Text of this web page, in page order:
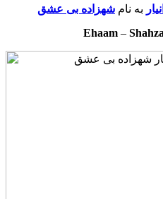
به نام شهزاده بی عشق
Ehaam –